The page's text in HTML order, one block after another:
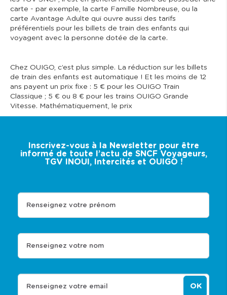
carte - par exemple, la carte Famille Nombreuse, ou la
carte Avantage Adulte qui ouvre aussi des tarifs
préférentiels pour les billets de train des enfants qui
voyagent avec la personne dotée de la carte.
Chez OUIGO, c’est plus simple. La réduction sur les billets
de train des enfants est automatique ! Et les moins de 12
ans payent un prix fixe : 5 € pour les OUIGO Train
Classique ; 5 € ou 8 € pour les trains OUIGO Grande
Vitesse. Mathématiquement, le prix
Inscrivez-vous à la Newsletter pour être
informé de toute l’actu de SNCF Voyageurs,
TGV INOUI, Intercités et OUIGO !
Renseignez votre prénom
Renseignez votre nom
Renseignez votre email OK